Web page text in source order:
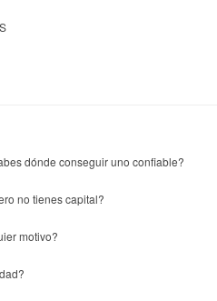
dónde conseguir uno confiable?
no tienes capital?
motivo?